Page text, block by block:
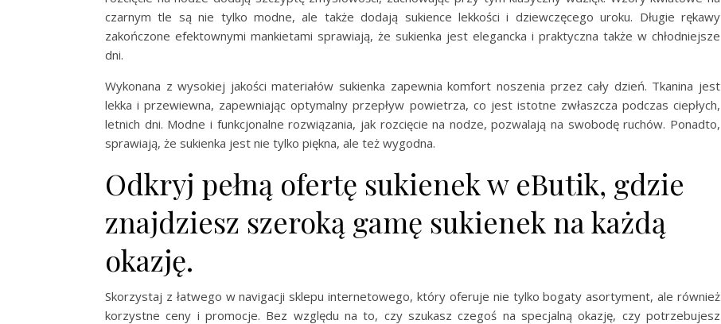
czarnym tle są nie tylko modne, ale także dodają sukience lekkości i dziewczęcego uroku. Długie rękawy
zakończone efektownymi mankietami sprawiają, że sukienka jest elegancka i praktyczna także w chłodniejsze
dni.
Wykonana z wysokiej jakości materiałów sukienka zapewnia komfort noszenia przez cały dzień. Tkanina jest
lekka i przewiewna, zapewniając optymalny przepływ powietrza, co jest istotne zwłaszcza podczas ciepłych,
letnich dni. Modne i funkcjonalne rozwiązania, jak rozcięcie na nodze, pozwalają na swobodę ruchów. Ponadto,
sprawiają, że sukienka jest nie tylko piękna, ale też wygodna.
Odkryj pełną ofertę sukienek w eButik, gdzie
znajdziesz szeroką gamę sukienek na każdą
okazję.
Skorzystaj z łatwego w navigacji sklepu internetowego, który oferuje nie tylko bogaty asortyment, ale również
korzystne ceny i promocje. Bez względu na to, czy szukasz czegoś na specjalną okazję, czy potrzebujesz